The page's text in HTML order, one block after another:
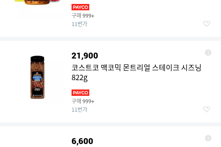
구매 999+
11번가
21,900
코스트코 맥코믹 몬트리얼 스테이크 시즈닝
822g
구매 999+
11번가
6,600